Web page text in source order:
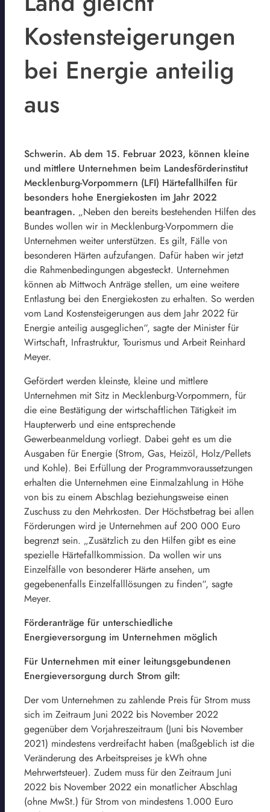
Kostensteigerungen
bei Energie anteilig
aus
Schwerin. Ab dem 15. Februar 2023, können kleine
und mittlere Unternehmen beim Landesförderinstitut
Mecklenburg-Vorpommern (LFI) Härtefallhilfen für
besonders hohe Energiekosten im Jahr 2022
beantragen. „Neben den bereits bestehenden Hilfen des
Bundes wollen wir in Mecklenburg-Vorpommern die
Unternehmen weiter unterstützen. Es gilt, Fälle von
besonderen Härten aufzufangen. Dafür haben wir jetzt
die Rahmenbedingungen abgesteckt. Unternehmen
können ab Mittwoch Anträge stellen, um eine weitere
Entlastung bei den Energiekosten zu erhalten. So werden
vom Land Kostensteigerungen aus dem Jahr 2022 für
Energie anteilig ausgeglichen“, sagte der Minister für
Wirtschaft, Infrastruktur, Tourismus und Arbeit Reinhard
Meyer.
Gefördert werden kleinste, kleine und mittlere
Unternehmen mit Sitz in Mecklenburg-Vorpommern, für
die eine Bestätigung der wirtschaftlichen Tätigkeit im
Haupterwerb und eine entsprechende
Gewerbeanmeldung vorliegt. Dabei geht es um die
Ausgaben für Energie (Strom, Gas, Heizöl, Holz/Pellets
und Kohle). Bei Erfüllung der Programmvoraussetzungen
erhalten die Unternehmen eine Einmalzahlung in Höhe
von bis zu einem Abschlag beziehungsweise einen
Zuschuss zu den Mehrkosten. Der Höchstbetrag bei allen
Förderungen wird je Unternehmen auf 200 000 Euro
begrenzt sein. „Zusätzlich zu den Hilfen gibt es eine
spezielle Härtefallkommission. Da wollen wir uns
Einzelfälle von besonderer Härte ansehen, um
gegebenenfalls Einzelfalllösungen zu finden“, sagte
Meyer.
Förderanträge für unterschiedliche
Energieversorgung im Unternehmen möglich
Für Unternehmen mit einer leitungsgebundenen
Energieversorgung durch Strom gilt:
Der vom Unternehmen zu zahlende Preis für Strom muss
sich im Zeitraum Juni 2022 bis November 2022
gegenüber dem Vorjahreszeitraum (Juni bis November
2021) mindestens verdreifacht haben (maßgeblich ist die
Veränderung des Arbeitspreises je kWh ohne
Mehrwertsteuer). Zudem muss für den Zeitraum Juni
2022 bis November 2022 ein monatlicher Abschlag
(ohne MwSt.) für Strom von mindestens 1.000 Euro